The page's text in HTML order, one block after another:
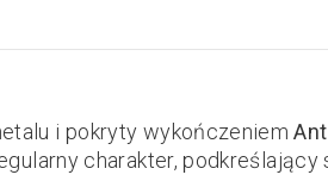
i pokryty wykończeniem
charakter,